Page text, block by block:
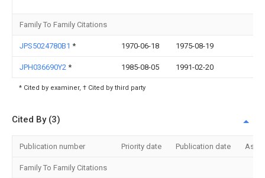
Family To Family Citations
JPS5024780B1 * 1970-06-18 1975-08-19
JPH036690Y2 * 1985-08-05 1991-02-20
* Cited by examiner, † Cited by third party
Cited By (3)
Publication number Priority date Publication date
Family To Family Citations